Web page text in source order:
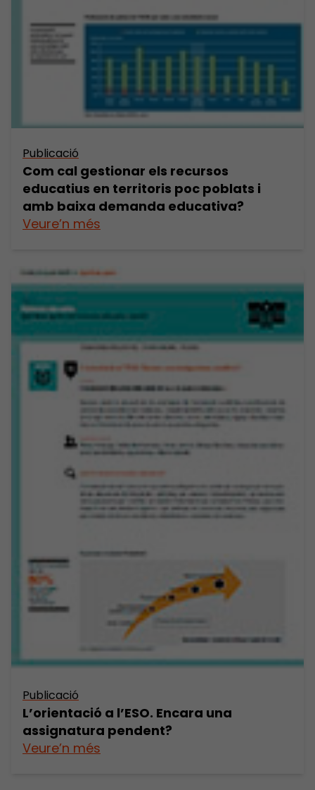
Publicació
Com cal gestionar els recursos
educatius en territoris poc poblats i
amb baixa demanda educativa?
Veure’n més
Publicació
L’orientació a l’ESO. Encara una
assignatura pendent?
Veure’n més